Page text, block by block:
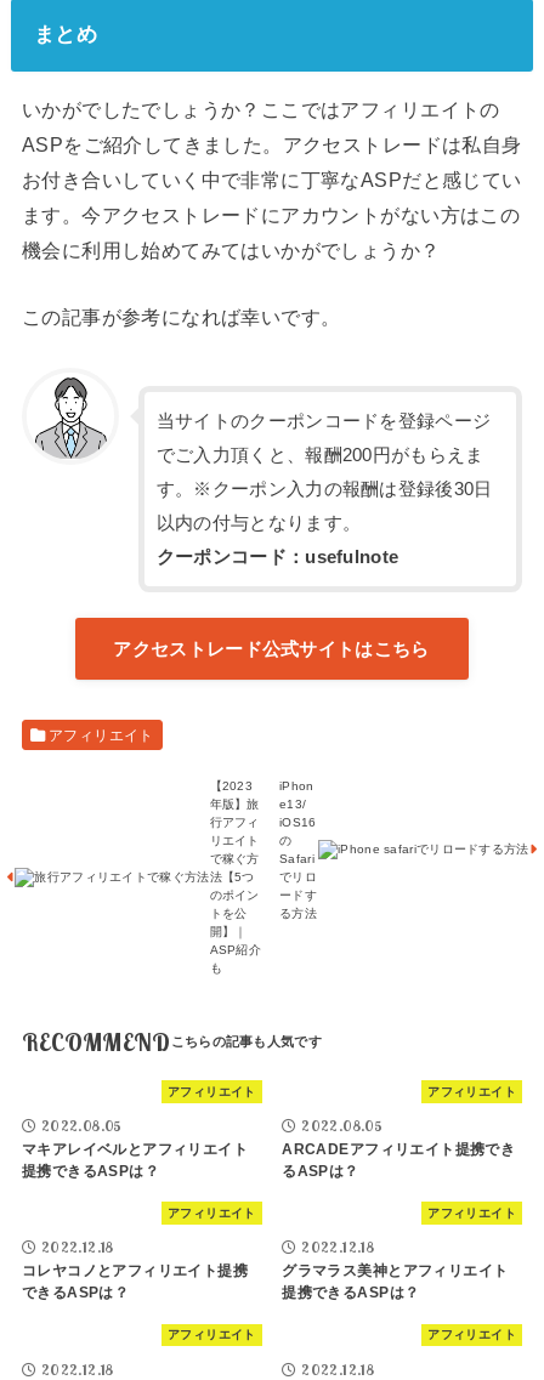
まとめ
いかがでしたでしょうか？ここではアフィリエイトの
ASPをご紹介してきました。アクセストレードは私自身
お付き合いしていく中で非常に丁寧なASPだと感じてい
ます。今アクセストレードにアカウントがない方はこの
機会に利用し始めてみてはいかがでしょうか？
この記事が参考になれば幸いです。
当サイトのクーポンコードを登録ページ
でご入力頂くと、報酬200円がもらえま
す。※クーポン入力の報酬は登録後30日
以内の付与となります。
クーポンコード：usefulnote
アクセストレード公式サイトはこちら
アフィリエイト
【2023
年版】旅
行アフィ
リエイト
で稼ぐ方
法【5つ
のポイン
トを公
開】｜
ASP紹介
も
iPhon
e13/
iOS16
の
Safari
でリロ
ードす
る方法
RECOMMEND
アフィリエイト
2022.08.05
マキアレイベルとアフィリエイト
提携できるASPは？
アフィリエイト
2022.08.05
ARCADEアフィリエイト提携でき
るASPは？
アフィリエイト
2022.12.18
コレヤコノとアフィリエイト提携
できるASPは？
アフィリエイト
2022.12.18
グラマラス美神とアフィリエイト
提携できるASPは？
アフィリエイト
2022.12.18
アフィリエイト
2022.12.18